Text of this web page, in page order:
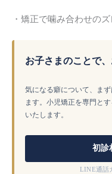
・矯正で噛み合わせの
お子さまのことで
気になる癖について、ま
ます。小児矯正を専門と
いたします。
初診
LINE通話